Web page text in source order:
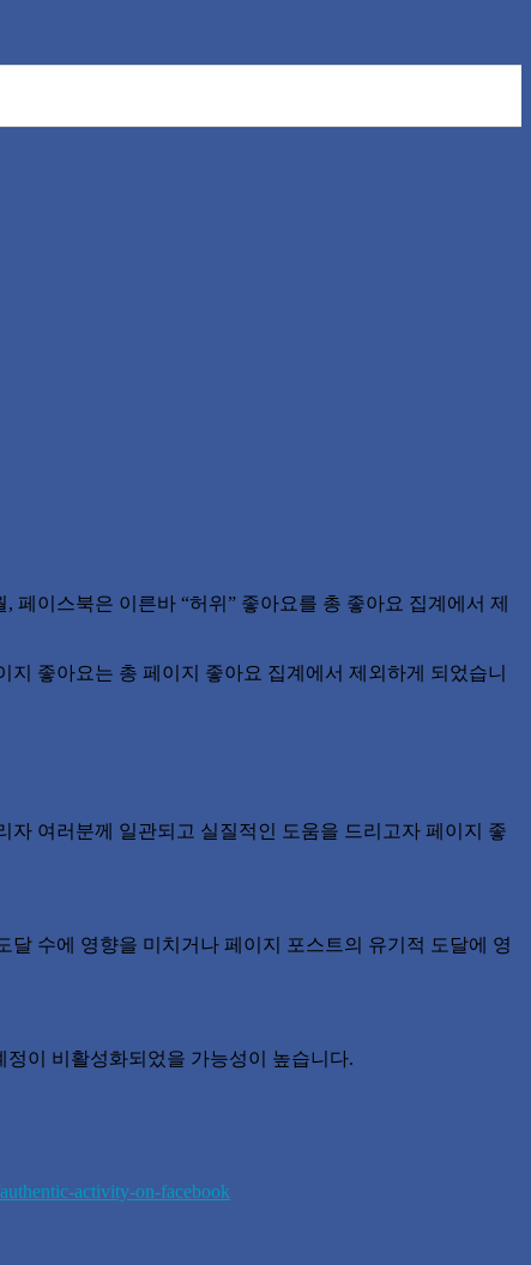
이스북은 이른바 “허위” 좋아요를 총 좋아요 집계에서 제
지 좋아요는 총 페이지 좋아요 집계에서 제외하게 되었습니
여러분께 일관되고 실질적인 도움을 드리고자 페이지 좋
수에 영향을 미치거나 페이지 포스트의 유기적 도달에 영
이 비활성화되었을 가능성이 높습니다.
activity-on-facebook